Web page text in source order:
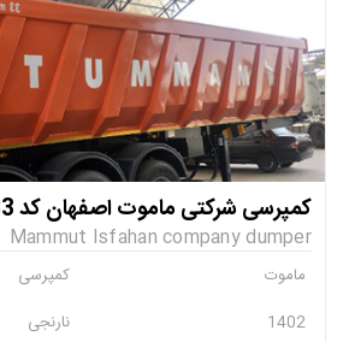
کمپرسی شرکتی ماموت اصفهان کد STCO-MA-0033
Mammut Isfahan company dumper
ماموت
کمپرسی
1402
نارنجی